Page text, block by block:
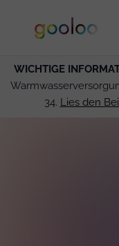
WICHTIGE
34. Lies den